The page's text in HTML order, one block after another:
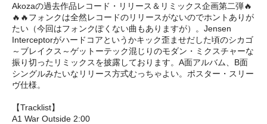
Akozaの過去作品レコード・リリース＆リミックス企画第二弾🔥
🔥🔥フォンクは全然レコードのリリースがないのでホントありが
たい（今回はフォンクぽくない曲もありますが）。Jensen
Interceptorがハードコアというかキック歪ませだした頃のシカゴ
～ブレイクス～ゲットーテック混じりのモダン・ミクスチャーな
振り切ったリミックスを披露しております。A面アルバム、B面
シングルみたいなリリース方式むっちゃよい。ポスター・スリー
ヴ仕様。
【Tracklist】
A1 War Outside 2:00